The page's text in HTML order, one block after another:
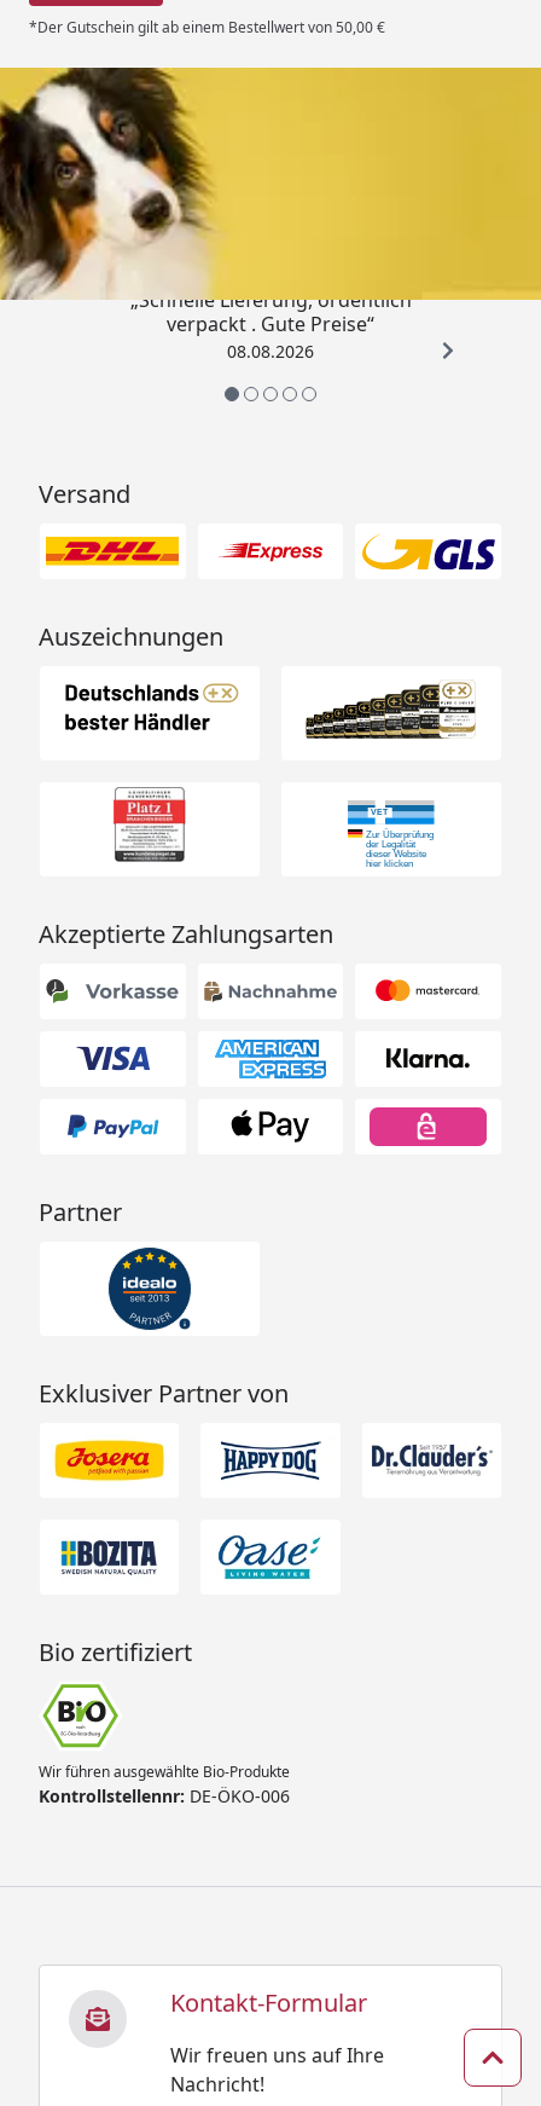
*Der Gutschein gilt ab einem Bestellwert von 50,00 €
Trusted Shops
„Schnelle Lieferung, ordentlich
verpackt . Gute Preise“
08.08.2026
Versand
Auszeichnungen
Akzeptierte Zahlungsarten
Partner
Exklusiver Partner von
Bio zertifiziert
Wir führen ausgewählte Bio-Produkte
Kontrollstellennr: DE-ÖKO-006
Kontakt-Formular
Wir freuen uns auf Ihre
Nachricht!